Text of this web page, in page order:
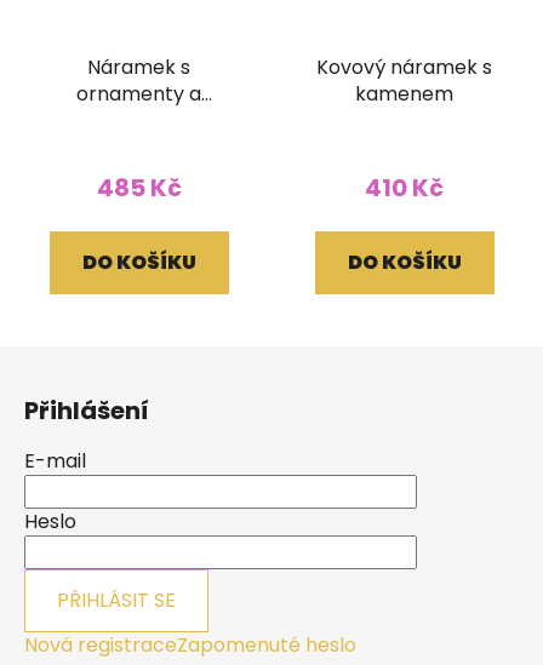
Náramek s
ornamenty a
485 Kč
DO KOŠÍKU
Kovový náramek s
kamenem
410 Kč
DO KOŠÍKU
Přihlášení
E-mail
Heslo
PŘIHLÁSIT SE
Nová registraceZapomenuté heslo